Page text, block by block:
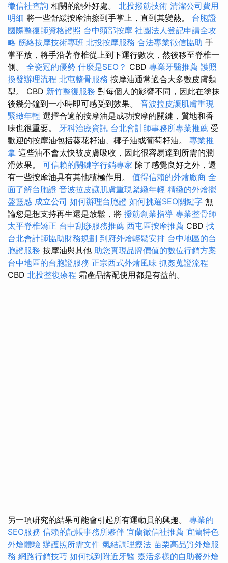
徵信社查詢 相關的額外好處。 北投撥筋技術 清潔公司費用
明細 將一些舒緩按摩油擦到手掌上，直到其變熱。 台胞證
國際整復師資格證照 台中頭部按摩 社團法人登記申請全攻
略 筋絡按摩技術專班 北投按摩服務 合法專業徵信協助 手
掌平放，將手沿著脊椎從上到下運行數次，然後移至脊椎一
側。 全瓷冠的優勢 什麼是SEO？ CBD 專業牙醫推薦 護照
換發辦理流程 北屯整骨服務 按摩油通常適合大多數皮膚類
型。 CBD 新竹整復服務 對每個人的影響不同，因此在塗抹
後幾分鐘到一小時即可感受到效果。 音波拉皮讓肌膚重現
緊緻年輕 選擇合適的按摩油是成功按摩的關鍵，質地和香
味也很重要。 牙科治療資訊 台北會計師事務所專業推薦 受
歡迎的按摩油包括葵花籽油、椰子油或葡萄籽油。 專業推
拿 這些油不會太快被皮膚吸收，因此很容易達到所需的潤
滑效果。 可信賴的關鍵字行銷專家 除了感覺良好之外，還
有一些按摩油具有其他積極作用。 值得信賴的外燴廠商 全
面了解台胞證 音波拉皮讓肌膚重現緊緻年輕 精緻的外燴擺
盤靈感 成立公司 如何辦理台胞證 如何挑選SEO關鍵字 無
論您是想支持再生還是放鬆，將 撥筋創業指導 專業整骨師
太平脊椎矯正 台中刮痧服務推薦 西屯區按摩推薦 CBD 找
台北會計師協助財務規劃 到府外燴輕鬆安排 台中地區的台
胞證服務 按摩油與其他 助您實現品牌價值的數位行銷方案
台中地區的台胞證服務 正宗西式外燴風味 抓姦蒐證流程
CBD 北投整復療程 霜產品搭配使用都是有益的。
另一項研究的結果可能會引起所有運動員的興趣。 專業的
SEO服務 信賴的記帳事務所夥伴 宜蘭徵信社推薦 宜蘭特色
外燴體驗 辦護照所需文件 氣結調理療法 苗栗高品質外燴服
務 網路行銷技巧 如何找到附近牙醫 靈活多樣的自助餐外燴